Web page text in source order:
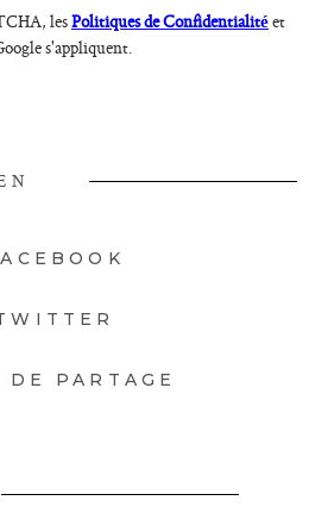
lesPolitiques de Confidentialitéet
s'appliquent.
DE PARTAGE